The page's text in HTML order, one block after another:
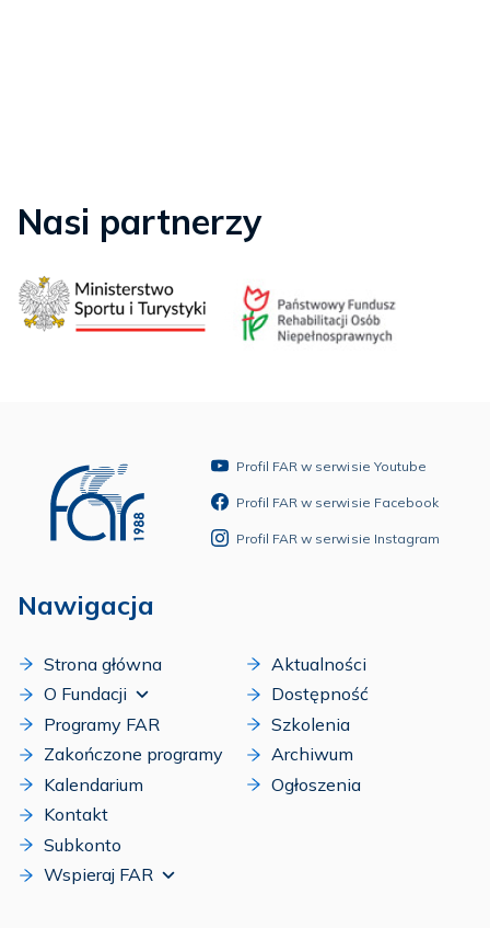
Nasi partnerzy
Profil FAR w serwisie Youtube
Profil FAR w serwisie Facebook
Profil FAR w serwisie Instagram
Nawigacja
Strona główna
O Fundacji
Programy FAR
Zakończone programy
Kalendarium
Kontakt
Subkonto
Wspieraj FAR
Aktualności
Dostępność
Szkolenia
Archiwum
Ogłoszenia